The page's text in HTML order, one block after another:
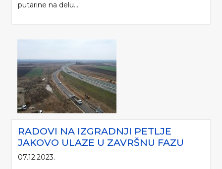
putarine na delu...
RADOVI NA IZGRADNJI PETLJE
JAKOVO ULAZE U ZAVRŠNU FAZU
07.12.2023.